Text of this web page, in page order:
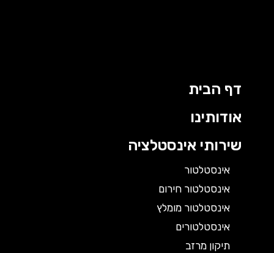
דף הבית
אודותינו
שירותי אינסטלציה
אינסטלטור
אינסטלטור חירום
אינסטלטור מומלץ
אינסטלטורים
תיקון מרזב